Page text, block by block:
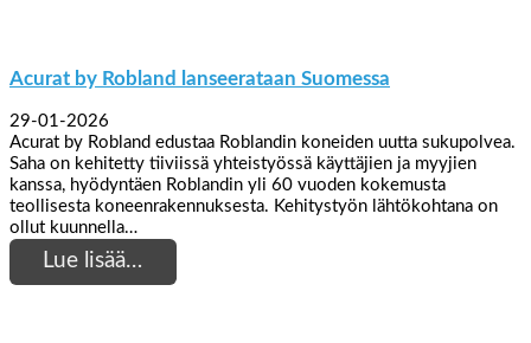
Acurat by Robland lanseerataan Suomessa
29-01-2026
Acurat by Robland edustaa Roblandin koneiden uutta sukupolvea.
Saha on kehitetty tiiviissä yhteistyössä käyttäjien ja myyjien
kanssa, hyödyntäen Roblandin yli 60 vuoden kokemusta
teollisesta koneenrakennuksesta. Kehitystyön lähtökohtana on
ollut kuunnella…
Lue lisää…